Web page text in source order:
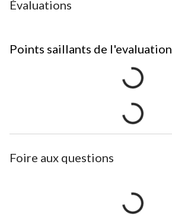
Évaluations
Points saillants de l'evaluation
Foire aux questions